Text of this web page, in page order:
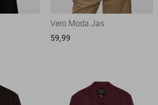
Vero Moda Jas
59,99